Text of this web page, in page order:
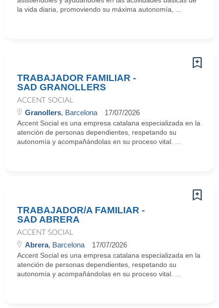
la vida diaria, promoviendo su máxima autonomía, ...
TRABAJADOR FAMILIAR -
SAD GRANOLLERS
ACCENT SOCIAL
Granollers, Barcelona 17/07/2026
Accent Social es una empresa catalana especializada en la
atención de personas dependientes, respetando su
autonomía y acompañándolas en su proceso vital. ...
TRABAJADOR/A FAMILIAR -
SAD ABRERA
ACCENT SOCIAL
Abrera, Barcelona 17/07/2026
Accent Social es una empresa catalana especializada en la
atención de personas dependientes, respetando su
autonomía y acompañándolas en su proceso vital. ...